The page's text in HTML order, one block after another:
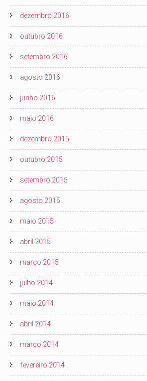
dezembro 2016
outubro 2016
setembro 2016
agosto 2016
junho 2016
maio 2016
dezembro 2015
outubro 2015
setembro 2015
agosto 2015
maio 2015
abril 2015
março 2015
julho 2014
maio 2014
abril 2014
março 2014
fevereiro 2014